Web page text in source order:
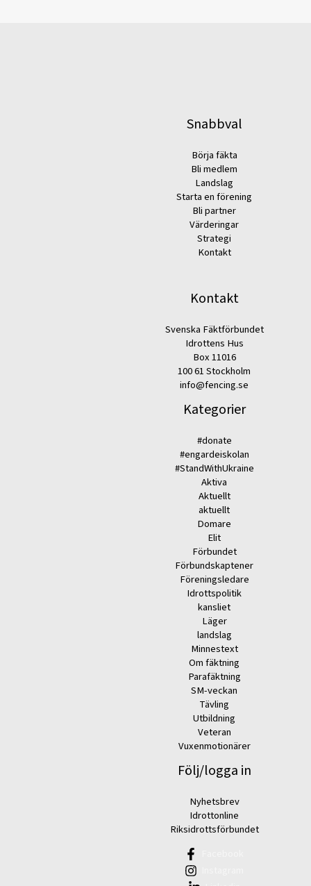
Snabbval
Börja fäkta
Bli medlem
Landslag
Starta en förening
Bli partner
Värderingar
Strategi
Kontakt
Kontakt
Svenska Fäktförbundet
Idrottens Hus
Box 11016
100 61 Stockholm
info@fencing.se
Kategorier
#donate
#engardeiskolan
#StandWithUkraine
Aktiva
Aktuellt
aktuellt
Domare
Elit
Förbundet
Förbundskaptener
Föreningsledare
Idrottspolitik
kansliet
Läger
landslag
Minnestext
Om fäktning
Parafäktning
SM-veckan
Tävling
Utbildning
Veteran
Vuxenmotionärer
Följ/logga in
Nyhetsbrev
Idrottonline
Riksidrottsförbundet